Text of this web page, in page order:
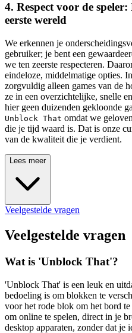
4. Respect voor de
eerste wereld
We erkennen je
gebruiker; je bent een
we ten zeerste respecteren.
eindeloze, middelmatige opties.
zorgvuldig alleen games van de
ze in een overzichtelijke, snelle
hier geen duizenden gekloonde
Unblock That omdat we
die je tijd waard is. Dat is onze
van de kwaliteit die je verdient.
Lees meer
Veelgestelde vragen
Veelgestelde vragen
Wat is 'Unblock That'?
'Unblock That' is een leuk en
bedoeling is om blokken te
voor het rode blok om het bord
om online te spelen, direct in je
desktop apparaten, zonder dat je